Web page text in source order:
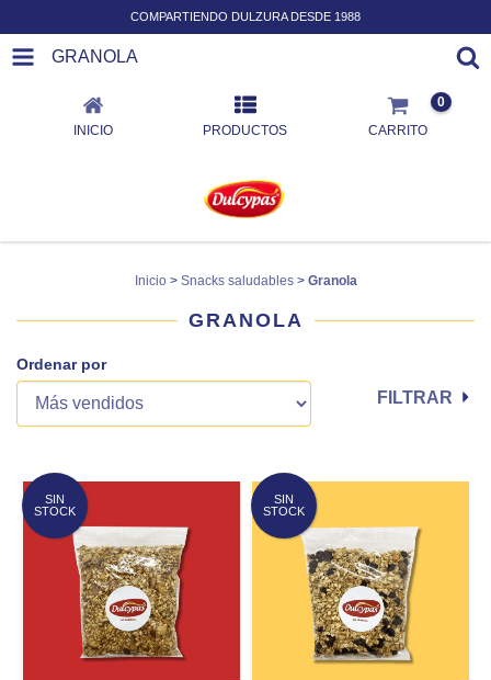
COMPARTIENDO DULZURA DESDE 1988
GRANOLA
INICIO PRODUCTOS CARRITO
0
Inicio > Snacks saludables > Granola
GRANOLA
Ordenar por
FILTRAR
SIN
STOCK
SIN
STOCK